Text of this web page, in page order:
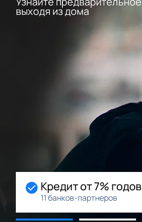
выходя из дома
годовых